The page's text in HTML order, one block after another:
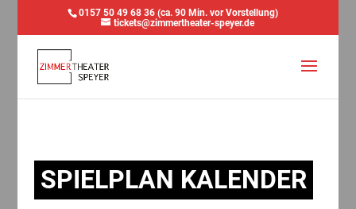
0157 50 49 68 36 (ca. 90 Min. vor Vorstellung)
tickets@zimmertheater-speyer.de
SPIELPLAN KALENDER